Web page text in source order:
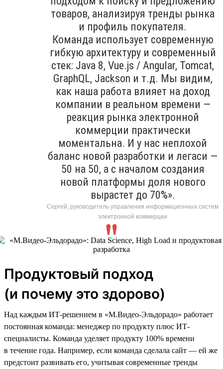
товаров, анализируя тренды рынка
и профиль покупателя.
Команда использует современную
гибкую архитектуру и современный
стек: Java 8, Vue.js / Angular, Tomcat,
GraphQL, Jackson и т.д. Мы видим,
как наша работа влияет на доход
компании в реальном времени —
реакция рынка электронной
коммерции практически
моментальна. И у нас неплохой
баланс новой разработки и легаси —
50 на 50, а с началом создания
новой платформы доля нового
вырастет до 70%».
Сергей, руководитель управления информационных систем
электронной коммерции
Продуктовый подход
(и почему это здорово)
Над каждым ИТ-решением в «М.Видео-Эльдорадо» работает
постоянная команда: менеджер по продукту плюс ИТ-
специалисты. Команда уделяет продукту 100% времени
в течение года. Например, если команда сделала сайт — ей же
предстоит развивать его, учитывая современные тренды